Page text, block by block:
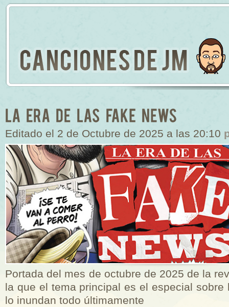
Editado el 2 de Octubre de 2025 a las 20:10
Portada del mes de octubre de 2025 de la
la que el tema principal es el especial sobre
lo inundan todo últimamente